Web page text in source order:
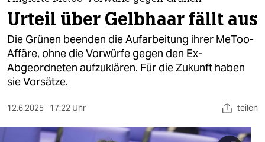
politik
öko
gesellschaft
kultur
sport
Urteil über Gelbhaar fällt aus
Die Grünen beenden die Aufarbeitung ihrer MeToo-
Affäre, ohne die Vorwürfe gegen den Ex-
Abgeordneten aufzuklären. Für die Zukunft haben
sie Vorsätze.
12.6.2025 17:22 Uhr teilen